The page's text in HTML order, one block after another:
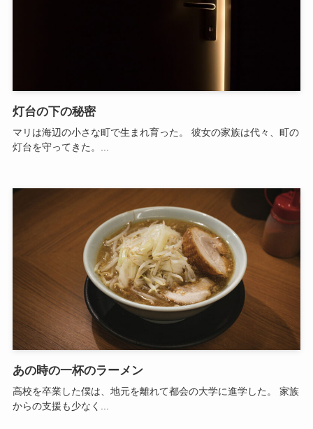
灯台の下の秘密
マリは海辺の小さな町で生まれ育った。 彼女の家族は代々、町の
灯台を守ってきた。...
あの時の一杯のラーメン
高校を卒業した僕は、地元を離れて都会の大学に進学した。 家族
からの支援も少なく...